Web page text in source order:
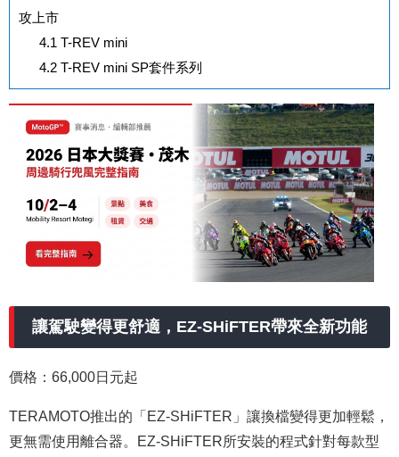
攻上市
4.1 T-REV mini
4.2T-REV mini SP套件系列
讓駕駛變得更舒適，EZ-SHiFTER帶來全新功能
價格：66,000日元起
TERAMOTO推出的「EZ-SHiFTER」讓換檔變得更加輕鬆，
更無需使用離合器。EZ-SHiFTER所安裝的程式針對每款型